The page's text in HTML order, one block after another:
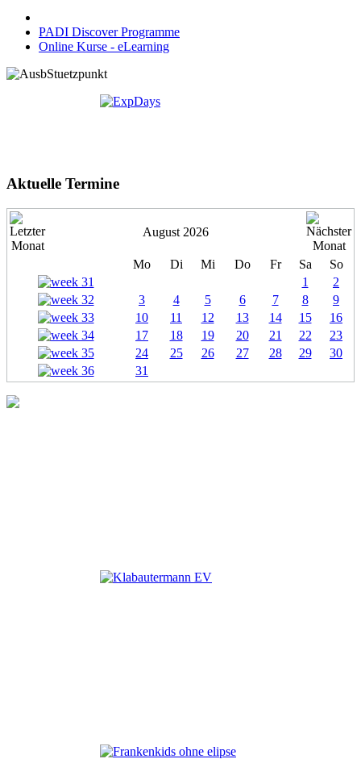
PADI Discover Programme
Online Kurse - eLearning
Aktuelle Termine
August 2026
Mo Di Mi Do Fr Sa
So
1
2
3
4 5 6 7 8
9
10
11 12 13 14 15
16
17
18 19 20 21 22
23
24
25 26 27 28 29
30
31